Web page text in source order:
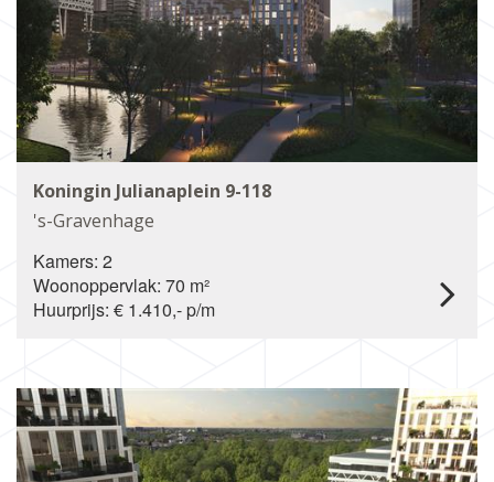
Koningin Julianaplein 9-118
's-Gravenhage
Kamers: 2
Woonoppervlak: 70 m²
Huurprijs: € 1.410,- p/m